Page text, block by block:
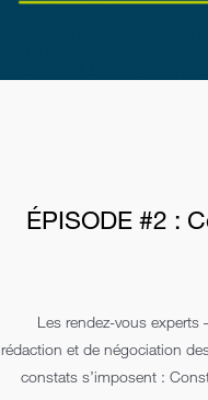
ÉPISODE #2 :
Les rendez-vous experts
rédaction et de négociation
constats s’imposent :